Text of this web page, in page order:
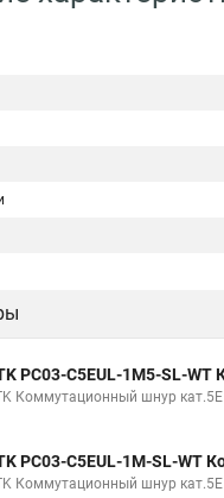
PC03-C5EUL-1M5-SL-
Коммутационный шнур
PC03-C5EUL-1M-SL-WT
Коммутационный шнур